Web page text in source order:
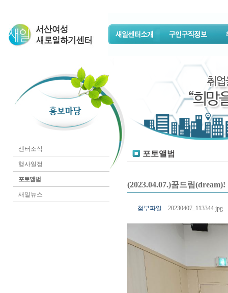
센터소식
행사일정
포토앨범
새일뉴스
포토앨범
(2023.04.07.)꿈드림
첨부파일 20230407_113344.jpg